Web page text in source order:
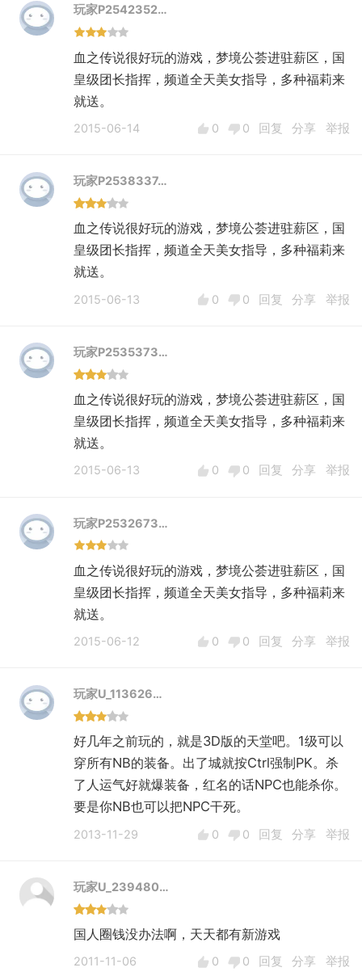
玩家P2542352…
血之传说很好玩的游戏，梦境公荟进驻薪区，国
皇级团长指挥，频道全天美女指导，多种福莉来
就送。
2015-06-14 0 0 回复 分享 举报
玩家P2538337…
血之传说很好玩的游戏，梦境公荟进驻薪区，国
皇级团长指挥，频道全天美女指导，多种福莉来
就送。
2015-06-13 0 0 回复 分享 举报
玩家P2535373…
血之传说很好玩的游戏，梦境公荟进驻薪区，国
皇级团长指挥，频道全天美女指导，多种福莉来
就送。
2015-06-13 0 0 回复 分享 举报
玩家P2532673…
血之传说很好玩的游戏，梦境公荟进驻薪区，国
皇级团长指挥，频道全天美女指导，多种福莉来
就送。
2015-06-12 0 0 回复 分享 举报
玩家U_113626…
好几年之前玩的，就是3D版的天堂吧。1级可以
穿所有NB的装备。出了城就按Ctrl强制PK。杀
了人运气好就爆装备，红名的话NPC也能杀你。
要是你NB也可以把NPC干死。
2013-11-29 0 0 回复 分享 举报
玩家U_239480…
国人圈钱没办法啊，天天都有新游戏
2011-11-06 0 0 回复 分享 举报